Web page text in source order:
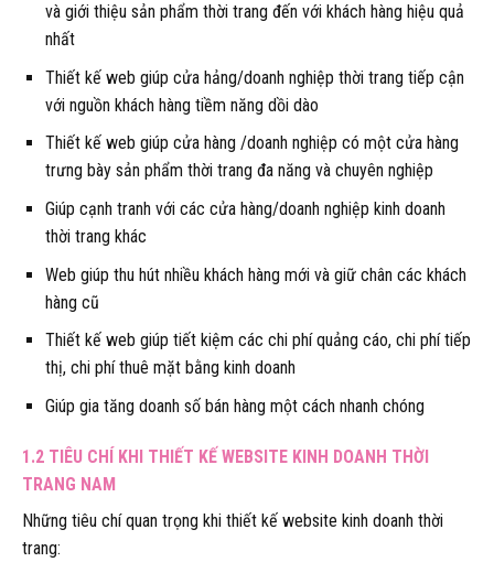
và giới thiệu sản phẩm thời trang đến với khách hàng hiệu quả
nhất
Thiết kế web giúp cửa hảng/doanh nghiệp thời trang tiếp cận
với nguồn khách hàng tiềm năng dồi dào
Thiết kế web giúp cửa hàng /doanh nghiệp có một cửa hàng
trưng bày sản phẩm thời trang đa năng và chuyên nghiệp
Giúp cạnh tranh với các cửa hàng/doanh nghiệp kinh doanh
thời trang khác
Web giúp thu hút nhiều khách hàng mới và giữ chân các khách
hàng cũ
Thiết kế web giúp tiết kiệm các chi phí quảng cáo, chi phí tiếp
thị, chi phí thuê mặt bằng kinh doanh
Giúp gia tăng doanh số bán hàng một cách nhanh chóng
1.2 TIÊU CHÍ KHI THIẾT KẾ WEBSITE KINH DOANH THỜI
TRANG NAM
Những tiêu chí quan trọng khi thiết kế website kinh doanh thời
trang: